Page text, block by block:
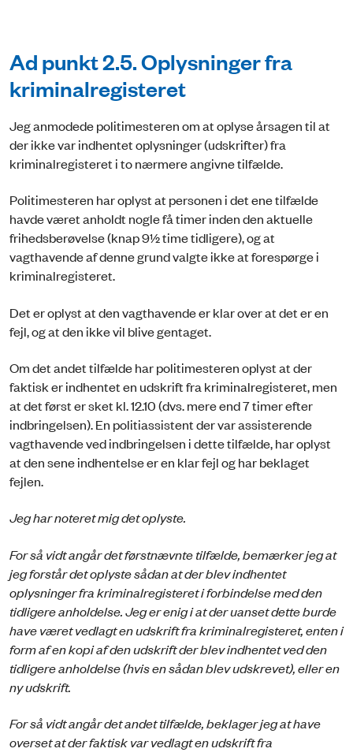
Ad punkt 2.5. Oplysninger fra
kriminalregisteret
Jeg anmodede politimesteren om at oplyse årsagen til at
der ikke var indhentet oplysninger (udskrifter) fra
kriminalregisteret i to nærmere angivne tilfælde.
Politimesteren har oplyst at personen i det ene tilfælde
havde været anholdt nogle få timer inden den aktuelle
frihedsberøvelse (knap 9½ time tidligere), og at
vagthavende af denne grund valgte ikke at forespørge i
kriminalregisteret.
Det er oplyst at den vagthavende er klar over at det er en
fejl, og at den ikke vil blive gentaget.
Om det andet tilfælde har politimesteren oplyst at der
faktisk er indhentet en udskrift fra kriminalregisteret, men
at det først er sket kl. 12.10 (dvs. mere end 7 timer efter
indbringelsen). En politiassistent der var assisterende
vagthavende ved indbringelsen i dette tilfælde, har oplyst
at den sene indhentelse er en klar fejl og har beklaget
fejlen.
Jeg har noteret mig det oplyste.
For så vidt angår det førstnævnte tilfælde, bemærker jeg at
jeg forstår det oplyste sådan at der blev indhentet
oplysninger fra kriminalregisteret i forbindelse med den
tidligere anholdelse. Jeg er enig i at der uanset dette burde
have været vedlagt en udskrift fra kriminalregisteret, enten i
form af en kopi af den udskrift der blev indhentet ved den
tidligere anholdelse (hvis en sådan blev udskrevet), eller en
ny udskrift.
For så vidt angår det andet tilfælde, beklager jeg at have
overset at der faktisk var vedlagt en udskrift fra